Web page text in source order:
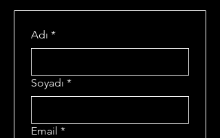
Adı *
Soyadı *
Email *